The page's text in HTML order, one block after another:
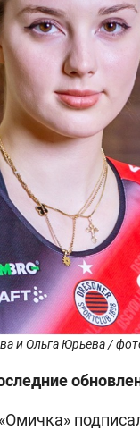
и Ольга Юрьева /